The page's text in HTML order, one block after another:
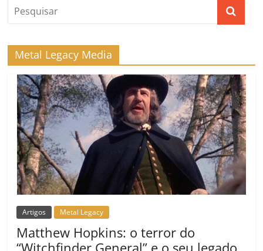
Metal Legacy Media
Artigos Metal Legacy
Matthew Hopkins: o terror do
“Witchfinder General” e o seu legado